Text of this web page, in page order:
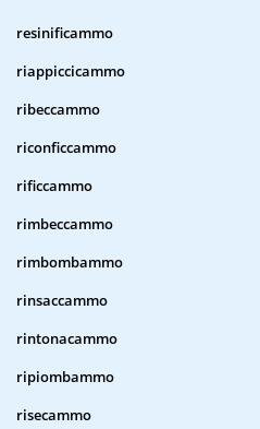
resinificammo
riappiccicammo
ribeccammo
riconficcammo
rificcammo
rimbeccammo
rimbombammo
rinsaccammo
rintonacammo
ripiombammo
risecammo